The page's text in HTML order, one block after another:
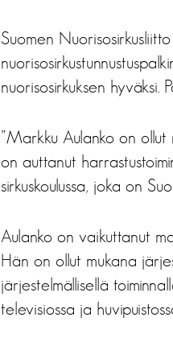
Suomen
nuorisosirkuksen hyväksi.
”Markku Aulanko on ollut
on auttanut
sirkuskoulussa, joka on
Aulanko on vaikuttanut
Hän on ollut mukana
järjestelmällisellä
televisiossa ja